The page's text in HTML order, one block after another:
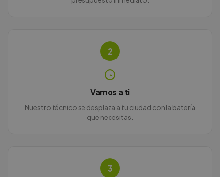
2
Vamos a ti
Nuestro técnico se desplaza a tu ciudad con la batería
que necesitas.
3